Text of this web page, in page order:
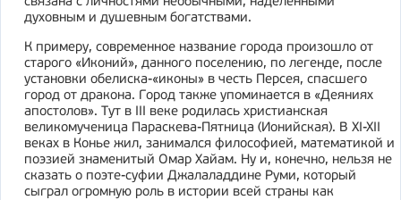
духовным и душевным богатствами.
К примеру, современное название города произошло от
старого «Иконий», данного поселению, по легенде, после
установки обелиска-«иконы» в честь Персея, спасшего
город от дракона. Город также упоминается в «Деяниях
апостолов». Тут в III веке родилась христианская
великомученица Параскева-Пятница (Ионийская). В XI-XII
веках в Конье жил, занимался философией, математикой и
поэзией знаменитый Омар Хайам. Ну и, конечно, нельзя не
сказать о поэте-суфии Джалаладдине Руми, который
сыграл огромную роль в истории всей страны как